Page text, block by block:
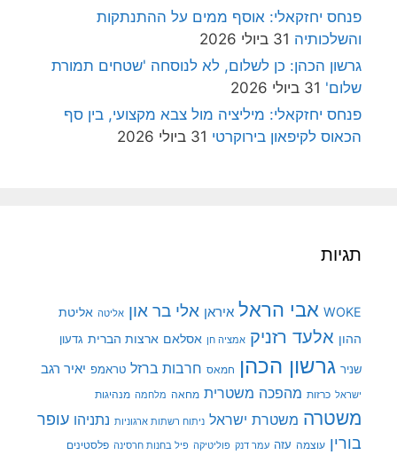
פנחס יחזקאלי: אוסף ממים על ההתנתקות
והשלכותיה 31 ביולי 2026
גרשון הכהן: כן לשלום, לא לנוסחה 'שטחים תמורת
שלום' 31 ביולי 2026
פנחס יחזקאלי: מיליציה מול צבא מקצועי, בין סף
הכאוס לקיפאון בירוקרטי 31 ביולי 2026
תגיות
WOKE אבי הראל איראן אלי בר און אליטה אליטת
ההון אלעד רזניק אמציה חן אסלאם ארצות הברית גדעון
שניר גרשון הכהן חמאס חרבות ברזל טראמפ יאיר רגב
ישראל כרזות מהפכה משטרית מחאה מלחמה מנהיגות
משטרה משטרת ישראל ניתוח רשתות ארגוניות נתניהו עופר
בורין עוצמה עזה עמר דנק פוליטיקה פיל בחנות חרסינה פלסטינים